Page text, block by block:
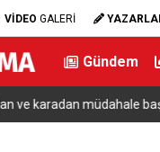
VİDEO GALERİ
Gündem
24 yılda milli park